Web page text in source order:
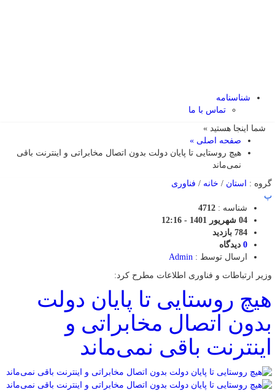
شناسنامه
تماس با ما
شما اینجا هستید »
صفحه اصلی »
هیچ روستایی تا پایان دولت بدون اتصال مخابراتی و اینترنت باقی
نمی‌ماند
گروه :
استان / خانه / فناوری
پ
شناسه : 4712
04 شهریور 1401 - 12:16
784 بازدید
0 دیدگاه
ارسال توسط : Admin
وزیر ارتباطات و فناوری اطلاعات مطرح کرد:
هیچ روستایی تا پایان دولت
بدون اتصال مخابراتی و
اینترنت باقی نمی‌ماند